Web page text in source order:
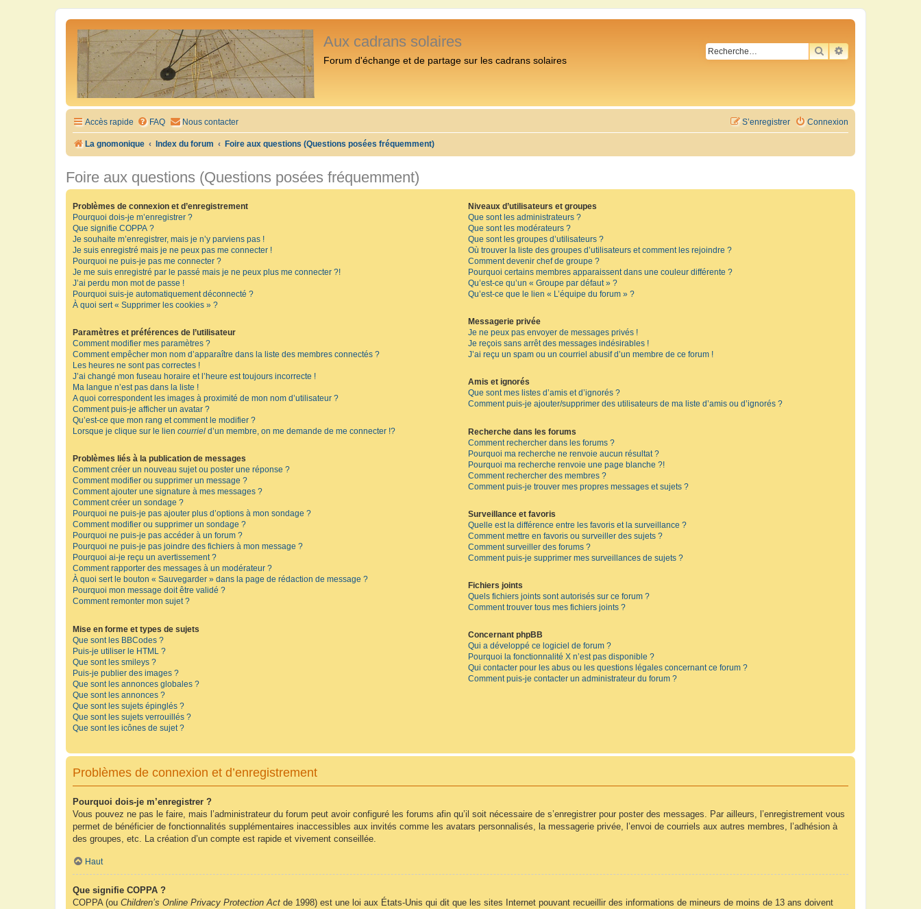
Aux cadrans solaires
Forum d'échange et de partage sur les cadrans solaires
RECHERCHER
RECHERCHE
Accès rapide FAQ Nous contacter Connexion
S’enregistrer
La gnomonique Index du forum Foire aux questions (Questions posées fréquemment)
Foire aux questions (Questions posées fréquemment)
Problèmes de connexion et d’enregistrement
Pourquoi dois-je m’enregistrer ?
Que signifie COPPA ?
Je souhaite m’enregistrer, mais je n’y parviens pas !
Je suis enregistré mais je ne peux pas me connecter !
Pourquoi ne puis-je pas me connecter ?
Je me suis enregistré par le passé mais je ne peux plus me connecter ?!
J’ai perdu mon mot de passe !
Pourquoi suis-je automatiquement déconnecté ?
À quoi sert « Supprimer les cookies » ?
Paramètres et préférences de l’utilisateur
Comment modifier mes paramètres ?
Comment empêcher mon nom d’apparaître dans la liste des membres connectés ?
Les heures ne sont pas correctes !
J’ai changé mon fuseau horaire et l’heure est toujours incorrecte !
Ma langue n’est pas dans la liste !
A quoi correspondent les images à proximité de mon nom d’utilisateur ?
Comment puis-je afficher un avatar ?
Qu’est-ce que mon rang et comment le modifier ?
Lorsque je clique sur le lien courriel d’un membre, on me demande de me connecter !?
Problèmes liés à la publication de messages
Comment créer un nouveau sujet ou poster une réponse ?
Comment modifier ou supprimer un message ?
Comment ajouter une signature à mes messages ?
Comment créer un sondage ?
Pourquoi ne puis-je pas ajouter plus d’options à mon sondage ?
Comment modifier ou supprimer un sondage ?
Pourquoi ne puis-je pas accéder à un forum ?
Pourquoi ne puis-je pas joindre des fichiers à mon message ?
Pourquoi ai-je reçu un avertissement ?
Comment rapporter des messages à un modérateur ?
À quoi sert le bouton « Sauvegarder » dans la page de rédaction de message ?
Pourquoi mon message doit être validé ?
Comment remonter mon sujet ?
Mise en forme et types de sujets
Que sont les BBCodes ?
Puis-je utiliser le HTML ?
Que sont les smileys ?
Puis-je publier des images ?
Que sont les annonces globales ?
Que sont les annonces ?
Que sont les sujets épinglés ?
Que sont les sujets verrouillés ?
Que sont les icônes de sujet ?
Niveaux d’utilisateurs et groupes
Que sont les administrateurs ?
Que sont les modérateurs ?
Que sont les groupes d’utilisateurs ?
Où trouver la liste des groupes d’utilisateurs et comment les rejoindre ?
Comment devenir chef de groupe ?
Pourquoi certains membres apparaissent dans une couleur différente ?
Qu’est-ce qu’un « Groupe par défaut » ?
Qu’est-ce que le lien « L’équipe du forum » ?
Messagerie privée
Je ne peux pas envoyer de messages privés !
Je reçois sans arrêt des messages indésirables !
J’ai reçu un spam ou un courriel abusif d’un membre de ce forum !
Amis et ignorés
Que sont mes listes d’amis et d’ignorés ?
Comment puis-je ajouter/supprimer des utilisateurs de ma liste d’amis ou d’ignorés ?
Recherche dans les forums
Comment rechercher dans les forums ?
Pourquoi ma recherche ne renvoie aucun résultat ?
Pourquoi ma recherche renvoie une page blanche ?!
Comment rechercher des membres ?
Comment puis-je trouver mes propres messages et sujets ?
Surveillance et favoris
Quelle est la différence entre les favoris et la surveillance ?
Comment mettre en favoris ou surveiller des sujets ?
Comment surveiller des forums ?
Comment puis-je supprimer mes surveillances de sujets ?
Fichiers joints
Quels fichiers joints sont autorisés sur ce forum ?
Comment trouver tous mes fichiers joints ?
Concernant phpBB
Qui a développé ce logiciel de forum ?
Pourquoi la fonctionnalité X n’est pas disponible ?
Qui contacter pour les abus ou les questions légales concernant ce forum ?
Comment puis-je contacter un administrateur du forum ?
Problèmes de connexion et d’enregistrement
Pourquoi dois-je m’enregistrer ?
Vous pouvez ne pas le faire, mais l’administrateur du forum peut avoir configuré les forums afin qu’il soit nécessaire de s’enregistrer pour poster des messages. Par ailleurs, l’enregistrement vous
permet de bénéficier de fonctionnalités supplémentaires inaccessibles aux invités comme les avatars personnalisés, la messagerie privée, l’envoi de courriels aux autres membres, l’adhésion à
des groupes, etc. La création d’un compte est rapide et vivement conseillée.
Haut
Que signifie COPPA ?
COPPA (ou Children’s Online Privacy Protection Act de 1998) est une loi aux États-Unis qui dit que les sites Internet pouvant recueillir des informations de mineurs de moins de 13 ans doivent